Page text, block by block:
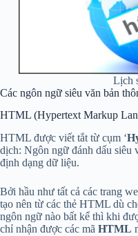
Lịch
Các ngôn ngữ siêu văn bản
HTML (Hypertext Markup
HTML được viết tắt từ cụm ‘
dịch: Ngôn ngữ đánh dấu siêu
định dạng dữ liệu.
Bởi hầu như tất cả các trang
tạo nên từ các thẻ HTML dù
ngôn ngữ nào bất kể thì khi
chỉ nhận được các mã HTML